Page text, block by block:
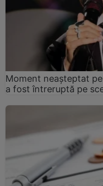
Moment neașteptat
a fost întreruptă pe